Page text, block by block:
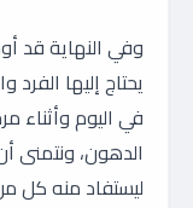
وفي النهاية قد
يحتاج إليها
في اليوم وأثناء
الدهون، ونتمنى
ليستفاد منه كل